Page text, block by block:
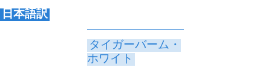
日本語訳
タイガーバーム・
ホワイト